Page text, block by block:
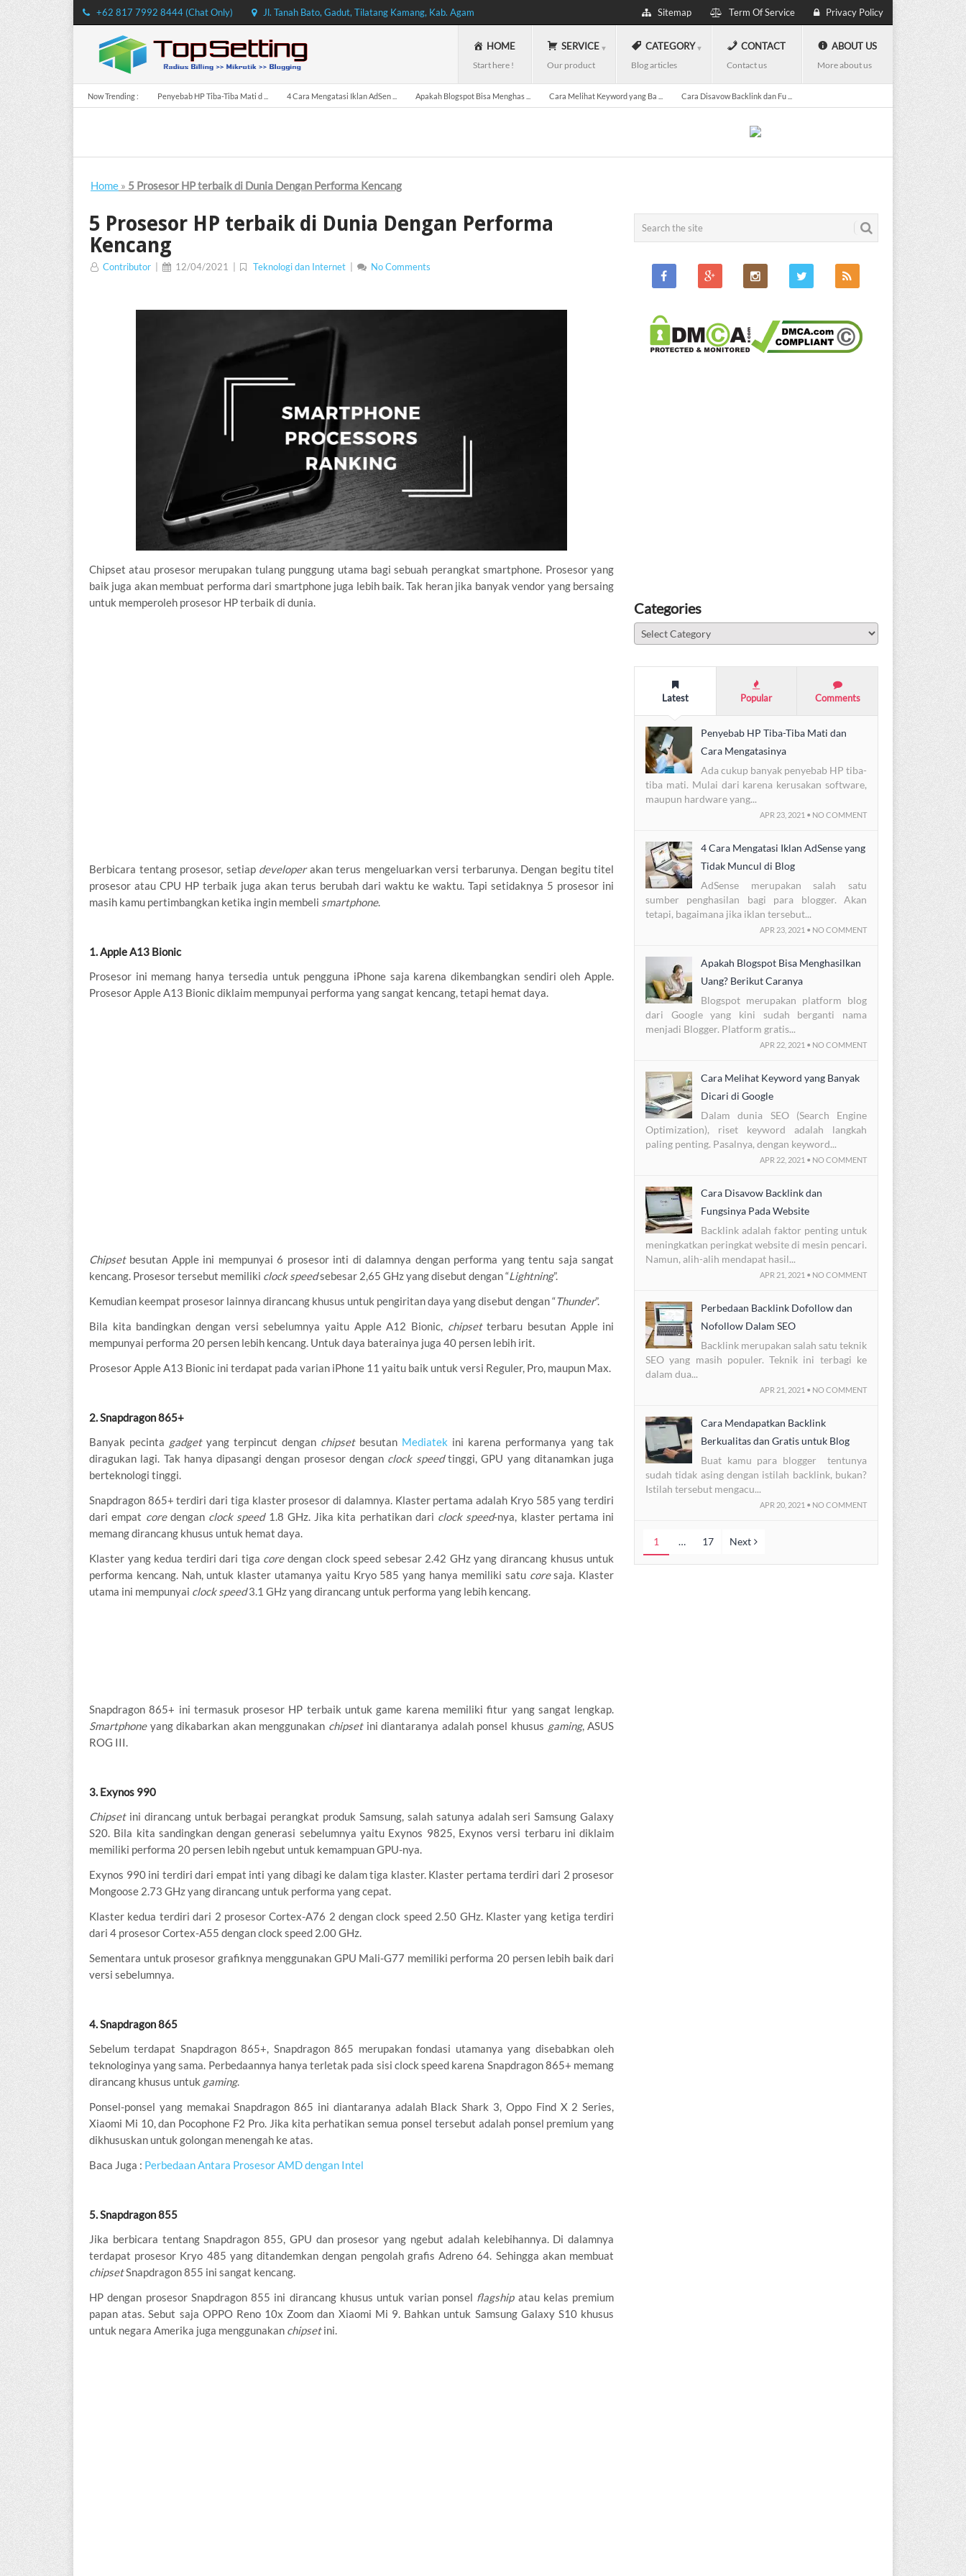
+62 817 7992 8444 (Chat Only) Jl. Tanah Bato, Gadut, Tilatang Kamang, Kab. Agam Privacy Policy
Term Of Service
Sitemap
HOME
Start here !
SERVICE
Our product
CATEGORY
Blog articles
CONTACT
Contact us
ABOUT US
More about us
Now Trending : Penyebab HP Tiba-Tiba Mati d ... 4 Cara Mengatasi Iklan AdSen ... Apakah Blogspot Bisa Menghas ... Cara Melihat Keyword yang Ba ... Cara Disavow Backlink dan Fu ...
Home » 5 Prosesor HP terbaik di Dunia Dengan Performa Kencang
5 Prosesor HP terbaik di Dunia Dengan Performa
Kencang
Contributor | 12/04/2021 | Teknologi dan Internet | No Comments
Chipset atau prosesor merupakan tulang punggung utama bagi sebuah perangkat smartphone. Prosesor yang
baik juga akan membuat performa dari smartphone juga lebih baik. Tak heran jika banyak vendor yang bersaing
untuk memperoleh prosesor HP terbaik di dunia.
Berbicara tentang prosesor, setiap developerakan terus mengeluarkan versi terbarunya. Dengan begitu titel
prosesor atau CPU HP terbaik juga akan terus berubah dari waktu ke waktu. Tapi setidaknya 5 prosesor ini
masih kamu pertimbangkan ketika ingin membeli smartphone.
1. Apple A13 Bionic
Prosesor ini memang hanya tersedia untuk pengguna iPhone saja karena dikembangkan sendiri oleh Apple.
Prosesor Apple A13 Bionic diklaim mempunyai performa yang sangat kencang, tetapi hemat daya.
Chipset besutan Apple ini mempunyai 6 prosesor inti di dalamnya dengan performa yang tentu saja sangat
kencang. Prosesor tersebut memiliki clock speedsebesar 2,65 GHz yang disebut dengan “Lightning”.
Kemudian keempat prosesor lainnya dirancang khusus untuk pengiritan daya yang disebut dengan “Thunder”.
Bila kita bandingkan dengan versi sebelumnya yaitu Apple A12 Bionic, chipsetterbaru besutan Apple ini
mempunyai performa 20 persen lebih kencang. Untuk daya baterainya juga 40 persen lebih irit.
Prosesor Apple A13 Bionic ini terdapat pada varian iPhone 11 yaitu baik untuk versi Reguler, Pro, maupun Max.
2. Snapdragon 865+
Banyak pecinta gadgetyang terpincut dengan chipset besutan Mediatek ini karena performanya yang tak
diragukan lagi. Tak hanya dipasangi dengan prosesor dengan clock speedtinggi, GPU yang ditanamkan juga
berteknologi tinggi.
Snapdragon 865+ terdiri dari tiga klaster prosesor di dalamnya. Klaster pertama adalah Kryo 585 yang terdiri
dari empat core dengan clock speed1.8 GHz. Jika kita perhatikan dari clock speed-nya, klaster pertama ini
memang dirancang khusus untuk hemat daya.
Klaster yang kedua terdiri dari tiga coredengan clock speed sebesar 2.42 GHz yang dirancang khusus untuk
performa kencang. Nah, untuk klaster utamanya yaitu Kryo 585 yang hanya memiliki satu coresaja. Klaster
utama ini mempunyai clock speed3.1 GHz yang dirancang untuk performa yang lebih kencang.
Snapdragon 865+ ini termasuk prosesor HP terbaik untuk game karena memiliki fitur yang sangat lengkap.
Smartphone yang dikabarkan akan menggunakan chipset ini diantaranya adalah ponsel khusus gaming, ASUS
ROG III.
3. Exynos 990
Chipset ini dirancang untuk berbagai perangkat produk Samsung, salah satunya adalah seri Samsung Galaxy
S20. Bila kita sandingkan dengan generasi sebelumnya yaitu Exynos 9825, Exynos versi terbaru ini diklaim
memiliki performa 20 persen lebih ngebut untuk kemampuan GPU-nya.
Exynos 990 ini terdiri dari empat inti yang dibagi ke dalam tiga klaster. Klaster pertama terdiri dari 2 prosesor
Mongoose 2.73 GHz yang dirancang untuk performa yang cepat.
Klaster kedua terdiri dari 2 prosesor Cortex-A76 2 dengan clock speed 2.50 GHz. Klaster yang ketiga terdiri
dari 4 prosesor Cortex-A55 dengan clock speed 2.00 GHz.
Sementara untuk prosesor grafiknya menggunakan GPU Mali-G77 memiliki performa 20 persen lebih baik dari
versi sebelumnya.
4. Snapdragon 865
Sebelum terdapat Snapdragon 865+, Snapdragon 865 merupakan fondasi utamanya yang disebabkan oleh
teknologinya yang sama. Perbedaannya hanya terletak pada sisi clock speed karena Snapdragon 865+ memang
dirancang khusus untuk gaming.
Ponsel-ponsel yang memakai Snapdragon 865 ini diantaranya adalah Black Shark 3, Oppo Find X 2 Series,
Xiaomi Mi 10, dan Pocophone F2 Pro. Jika kita perhatikan semua ponsel tersebut adalah ponsel premium yang
dikhususkan untuk golongan menengah ke atas.
Baca Juga : Perbedaan Antara Prosesor AMD dengan Intel
5. Snapdragon 855
Jika berbicara tentang Snapdragon 855, GPU dan prosesor yang ngebut adalah kelebihannya. Di dalamnya
terdapat prosesor Kryo 485 yang ditandemkan dengan pengolah grafis Adreno 64. Sehingga akan membuat
chipsetSnapdragon 855 ini sangat kencang.
HP dengan prosesor Snapdragon 855 ini dirancang khusus untuk varian ponsel flagship atau kelas premium
papan atas. Sebut saja OPPO Reno 10x Zoom dan Xiaomi Mi 9. Bahkan untuk Samsung Galaxy S10 khusus
untuk negara Amerika juga menggunakan chipsetini.
Categories
Categories
Latest Popular Comments
Penyebab HP Tiba-Tiba Mati dan
Cara Mengatasinya
Ada cukup banyak penyebab HP tiba-
tiba mati. Mulai dari karena kerusakan software,
maupun hardware yang...
APR 23, 2021 • NO COMMENT
4 Cara Mengatasi Iklan AdSense yang
Tidak Muncul di Blog
AdSense merupakan salah satu
sumber penghasilan bagi para blogger. Akan
tetapi, bagaimana jika iklan tersebut...
APR 23, 2021 • NO COMMENT
Apakah Blogspot Bisa Menghasilkan
Uang? Berikut Caranya
Blogspot merupakan platform blog
dari Google yang kini sudah berganti nama
menjadi Blogger. Platform gratis...
APR 22, 2021 • NO COMMENT
Cara Melihat Keyword yang Banyak
Dicari di Google
Dalam dunia SEO (Search Engine
Optimization), riset keyword adalah langkah
paling penting. Pasalnya, dengan keyword...
APR 22, 2021 • NO COMMENT
Cara Disavow Backlink dan
Fungsinya Pada Website
Backlink adalah faktor penting untuk
meningkatkan peringkat website di mesin pencari.
Namun, alih-alih mendapat hasil...
APR 21, 2021 • NO COMMENT
Perbedaan Backlink Dofollow dan
Nofollow Dalam SEO
Backlink merupakan salah satu teknik
SEO yang masih populer. Teknik ini terbagi ke
dalam dua...
APR 21, 2021 • NO COMMENT
Cara Mendapatkan Backlink
Berkualitas dan Gratis untuk Blog
Buat kamu para blogger tentunya
sudah tidak asing dengan istilah backlink, bukan?
Istilah tersebut mengacu...
APR 20, 2021 • NO COMMENT
1 … 17 Next